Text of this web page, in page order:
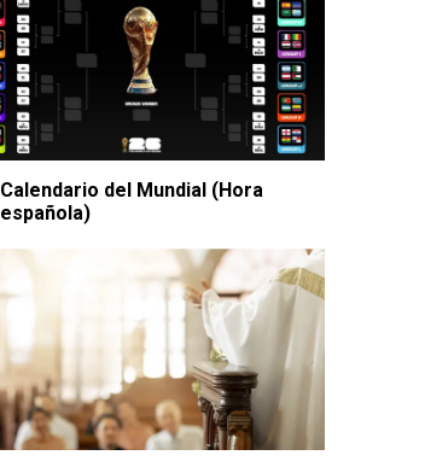
Calendario del Mundial (Hora
española)